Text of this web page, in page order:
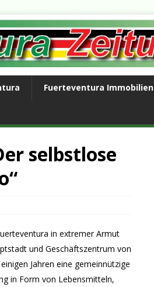
Fuerteventura Immobilien
selbstlose
in extremer Armut
und Geschäftszentrum von
Jahren eine gemeinnützige
in Form von Lebensmitteln,